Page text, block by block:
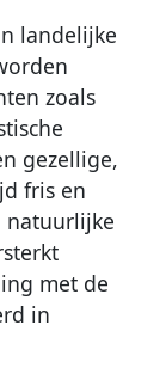
landelijke
zoals
gezellige,
fris en
natuurlijke
met de
in